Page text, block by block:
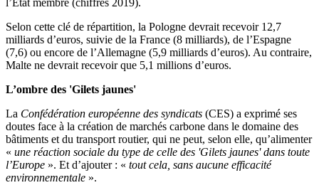
l’État membre (chiffres 2019).
Selon cette clé de répartition, la Pologne devrait recevoir 12,7
milliards d’euros, suivie de la France (8 milliards), de l’Espagne
(7,6) ou encore de l’Allemagne (5,9 milliards d’euros). Au contraire,
Malte ne devrait recevoir que 5,1 millions d’euros.
L’ombre des 'Gilets jaunes'
La Confédération européenne des syndicats (CES) a exprimé ses
doutes face à la création de marchés carbone dans le domaine des
bâtiments et du transport routier, qui ne peut, selon elle, qu’alimenter
« une réaction sociale du type de celle des 'Gilets jaunes' dans toute
l’Europe ». Et d’ajouter : « tout cela, sans aucune efficacité
environnementale ».